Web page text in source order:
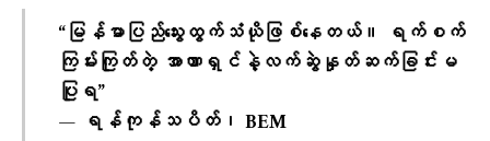
“မြန်မာပြည်သွေးထွက်သံယိုဖြစ်နေတယ်။ ရက်စက်
ကြမ်းကြုတ်တဲ့ အာဏာရှင်နဲ့လက်ဆွဲနှုတ်ဆက်ခြင်းမ
ပြုရ”
— ရန်ကုန်သပိတ်၊ BEM